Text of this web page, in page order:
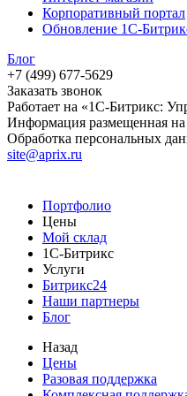
Корпоративный портал
Обновление 1С-
Блог
+7 (499) 677-5629
Заказать звонок
Работает на «1С-Битрикс:
Информация размещенная на
Обработка персональных
site@aprix.ru
Портфолио
Цены
Мой склад
1С-Битрикс
Услуги
Битрикс24
Наши партнеры
Блог
Назад
Цены
Разовая поддержка